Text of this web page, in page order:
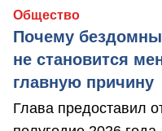
Общество
Почему
не становится
главную причину
Глава предоставил